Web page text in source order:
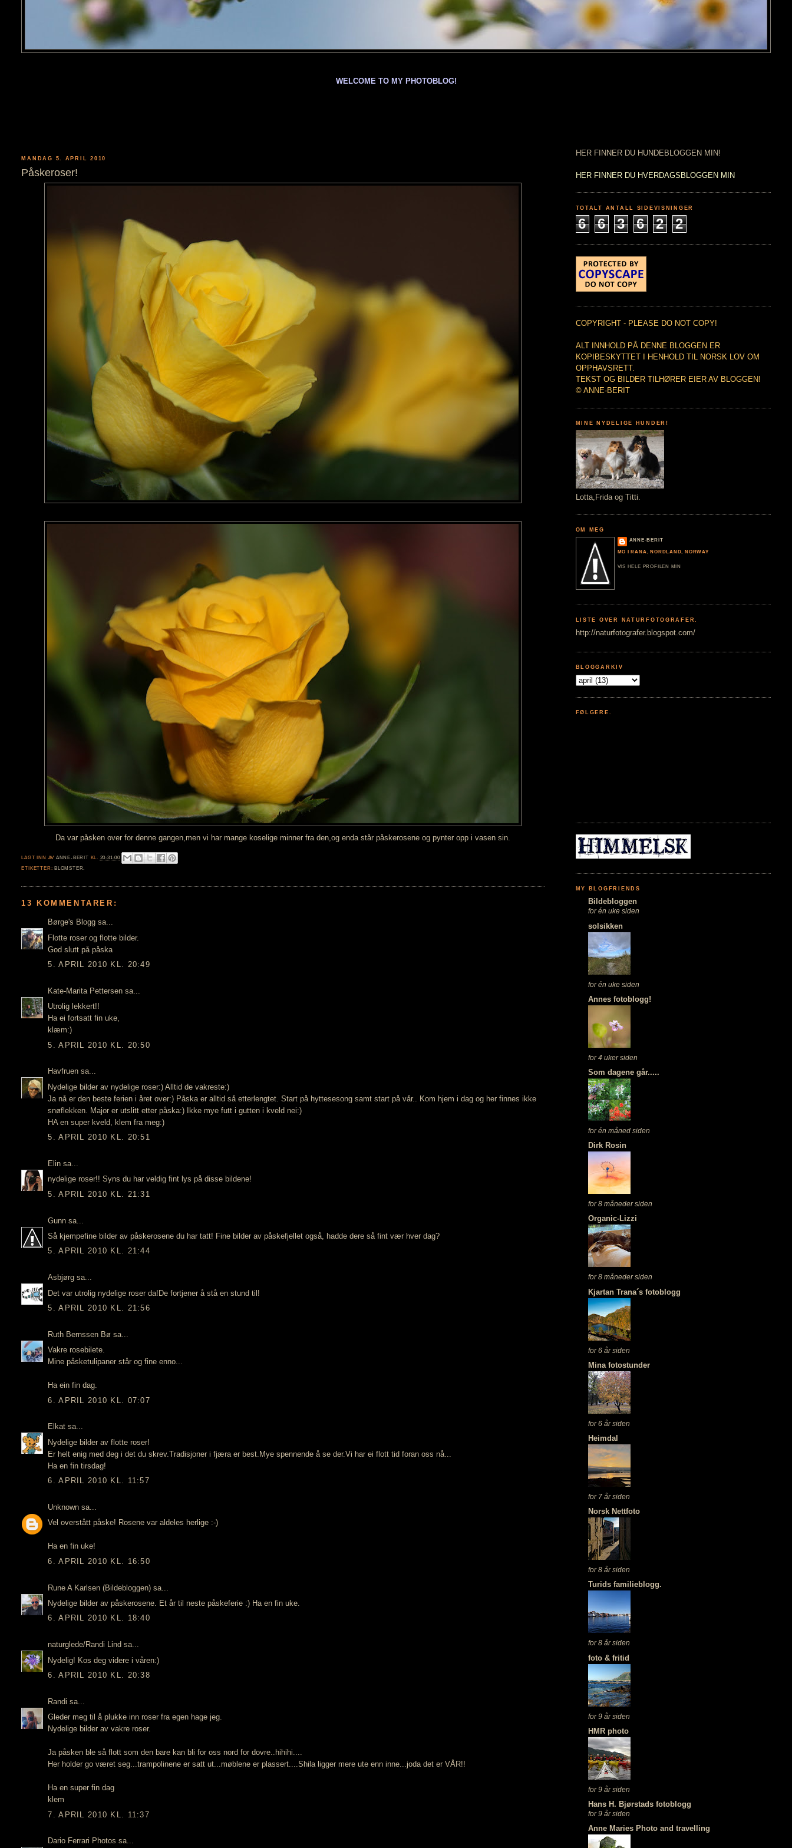
WELCOME TO MY PHOTOBLOG!
MANDAG 5. APRIL 2010
Påskeroser!
Da var påsken over for denne gangen,men vi har mange koselige minner fra den,og enda står påskerosene og pynter opp i vasen sin.
LAGT INN AV ANNE-BERIT KL. 20:31:00
ETIKETTER: BLOMSTER.
13 KOMMENTARER:
Børge's Blogg sa...
Flotte roser og flotte bilder.
God slutt på påska
5. APRIL 2010 KL. 20:49
Kate-Marita Pettersen sa...
Utrolig lekkert!!
Ha ei fortsatt fin uke,
klæm:)
5. APRIL 2010 KL. 20:50
Havfruen sa...
Nydelige bilder av nydelige roser:) Alltid de vakreste:)
Ja nå er den beste ferien i året over:) Påska er alltid så etterlengtet. Start på hyttesesong samt start på vår.. Kom hjem i dag og her finnes ikke
snøflekken. Major er utslitt etter påska:) Ikke mye futt i gutten i kveld nei:)
HA en super kveld, klem fra meg:)
5. APRIL 2010 KL. 20:51
Elin sa...
nydelige roser!! Syns du har veldig fint lys på disse bildene!
5. APRIL 2010 KL. 21:31
Gunn sa...
Så kjempefine bilder av påskerosene du har tatt! Fine bilder av påskefjellet også, hadde dere så fint vær hver dag?
5. APRIL 2010 KL. 21:44
Asbjørg sa...
Det var utrolig nydelige roser da!De fortjener å stå en stund til!
5. APRIL 2010 KL. 21:56
Ruth Bernssen Bø sa...
Vakre rosebilete.
Mine påsketulipaner står og fine enno...
Ha ein fin dag.
6. APRIL 2010 KL. 07:07
Elkat sa...
Nydelige bilder av flotte roser!
Er helt enig med deg i det du skrev.Tradisjoner i fjæra er best.Mye spennende å se der.Vi har ei flott tid foran oss nå...
Ha en fin tirsdag!
6. APRIL 2010 KL. 11:57
Unknown sa...
Vel overstått påske! Rosene var aldeles herlige :-)
Ha en fin uke!
6. APRIL 2010 KL. 16:50
Rune A Karlsen (Bildebloggen) sa...
Nydelige bilder av påskerosene. Et år til neste påskeferie :) Ha en fin uke.
6. APRIL 2010 KL. 18:40
naturglede/Randi Lind sa...
Nydelig! Kos deg videre i våren:)
6. APRIL 2010 KL. 20:38
Randi sa...
Gleder meg til å plukke inn roser fra egen hage jeg.
Nydelige bilder av vakre roser.
Ja påsken ble så flott som den bare kan bli for oss nord for dovre..hihihi....
Her holder go været seg...trampolinene er satt ut...møblene er plassert....Shila ligger mere ute enn inne...joda det er VÅR!!
Ha en super fin dag
klem
7. APRIL 2010 KL. 11:37
Dario Ferrari Photos sa...
HER FINNER DU HUNDEBLOGGEN MIN!
HER FINNER DU HVERDAGSBLOGGEN MIN
TOTALT ANTALL SIDEVISNINGER
6 6 3 6 2 2
COPYRIGHT - PLEASE DO NOT COPY!
ALT INNHOLD PÅ DENNE BLOGGEN ER
KOPIBESKYTTET I HENHOLD TIL NORSK LOV OM
OPPHAVSRETT.
TEKST OG BILDER TILHØRER EIER AV BLOGGEN!
© ANNE-BERIT
MINE NYDELIGE HUNDER!
Lotta,Frida og Titti.
OM MEG
ANNE-BERIT
MO I RANA, NORDLAND, NORWAY
VIS HELE PROFILEN MIN
LISTE OVER NATURFOTOGRAFER.
http://naturfotografer.blogspot.com/
BLOGGARKIV
FØLGERE.
MY BLOGFRIENDS
Bildebloggen
for én uke siden
solsikken
for én uke siden
Annes fotoblogg!
for 4 uker siden
Som dagene går.....
for én måned siden
Dirk Rosin
for 8 måneder siden
Organic-Lizzi
for 8 måneder siden
Kjartan Trana´s fotoblogg
for 6 år siden
Mina fotostunder
for 6 år siden
Heimdal
for 7 år siden
Norsk Nettfoto
for 8 år siden
Turids familieblogg.
for 8 år siden
foto & fritid
for 9 år siden
HMR photo
for 9 år siden
Hans H. Bjørstads fotoblogg
for 9 år siden
Anne Maries Photo and travelling